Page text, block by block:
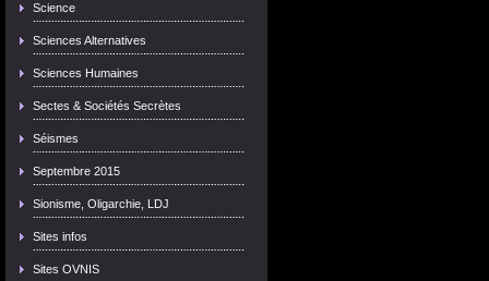
Science
Sciences Alternatives
Sciences Humaines
Sectes & Sociétés Secrètes
Séismes
Septembre 2015
Sionisme, Oligarchie, LDJ
Sites infos
Sites OVNIS